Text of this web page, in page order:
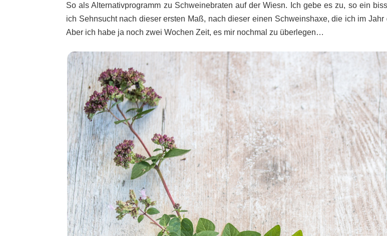
So als Alternativprogramm zu Schweinebraten auf der Wiesn. Ich gebe es zu, so ein
ich Sehnsucht nach dieser ersten Maß, nach dieser einen Schweinshaxe, die ich im Jahr
Aber ich habe ja noch zwei Wochen Zeit, es mir nochmal zu überlegen…